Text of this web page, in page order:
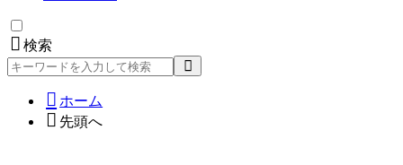
検索
検
ホーム
先頭へ